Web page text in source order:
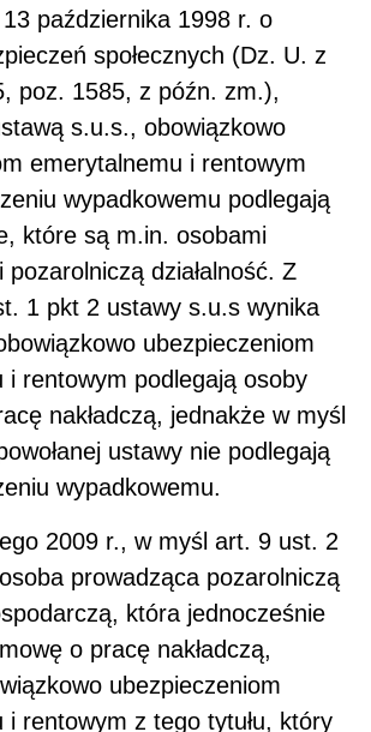
października 1998 r. o
społecznych (Dz. U. z
poz. 1585, z późn. zm.),
s.u.s., obowiązkowo
emerytalnemu i rentowym
wypadkowemu podlegają
które są m.in. osobami
pozarolniczą działalność. Z
1 pkt 2 ustawy s.u.s wynika
ubezpieczeniom
i rentowym podlegają osoby
nakładczą, jednakże w myśl
ustawy nie podlegają
wypadkowemu.
2009 r., w myśl art. 9 ust. 2
prowadząca pozarolniczą
która jednocześnie
o pracę nakładczą,
ubezpieczeniom
i rentowym z tego tytułu, który